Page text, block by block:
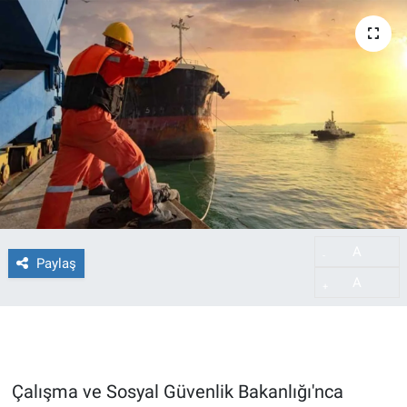
Paylaş
Çalışma ve Sosyal Güvenlik Bakanlığı'nca
Tüm Haberler
İletişim
Künye
Süper Lig Puan Durumu ve Fikstür
Tüm Manşetler
Son Dakika Haberleri
Haber Arşivi